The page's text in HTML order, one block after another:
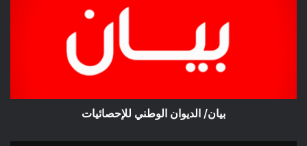
بيان/ الديوان الوطني للإحصائيات